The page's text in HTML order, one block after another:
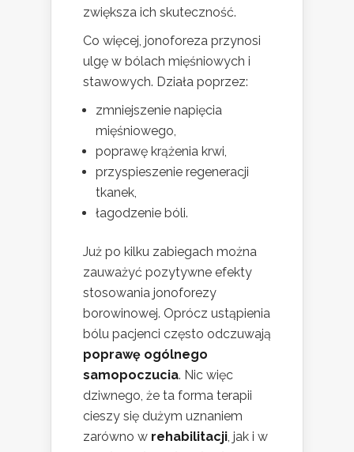
zwiększa ich skuteczność.
Co więcej, jonoforeza przynosi
ulgę w bólach mięśniowych i
stawowych. Działa poprzez:
zmniejszenie napięcia
mięśniowego,
poprawę krążenia krwi,
przyspieszenie regeneracji
tkanek,
łagodzenie bóli.
Już po kilku zabiegach można
zauważyć pozytywne efekty
stosowania jonoforezy
borowinowej. Oprócz ustąpienia
bólu pacjenci często odczuwają
poprawę ogólnego
samopoczucia. Nic więc
dziwnego, że ta forma terapii
cieszy się dużym uznaniem
zarówno w rehabilitacji , jak i w